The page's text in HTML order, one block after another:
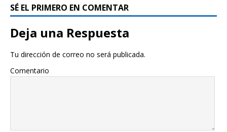
SÉ EL PRIMERO EN COMENTAR
Deja una Respuesta
Tu dirección de correo no será publicada.
Comentario